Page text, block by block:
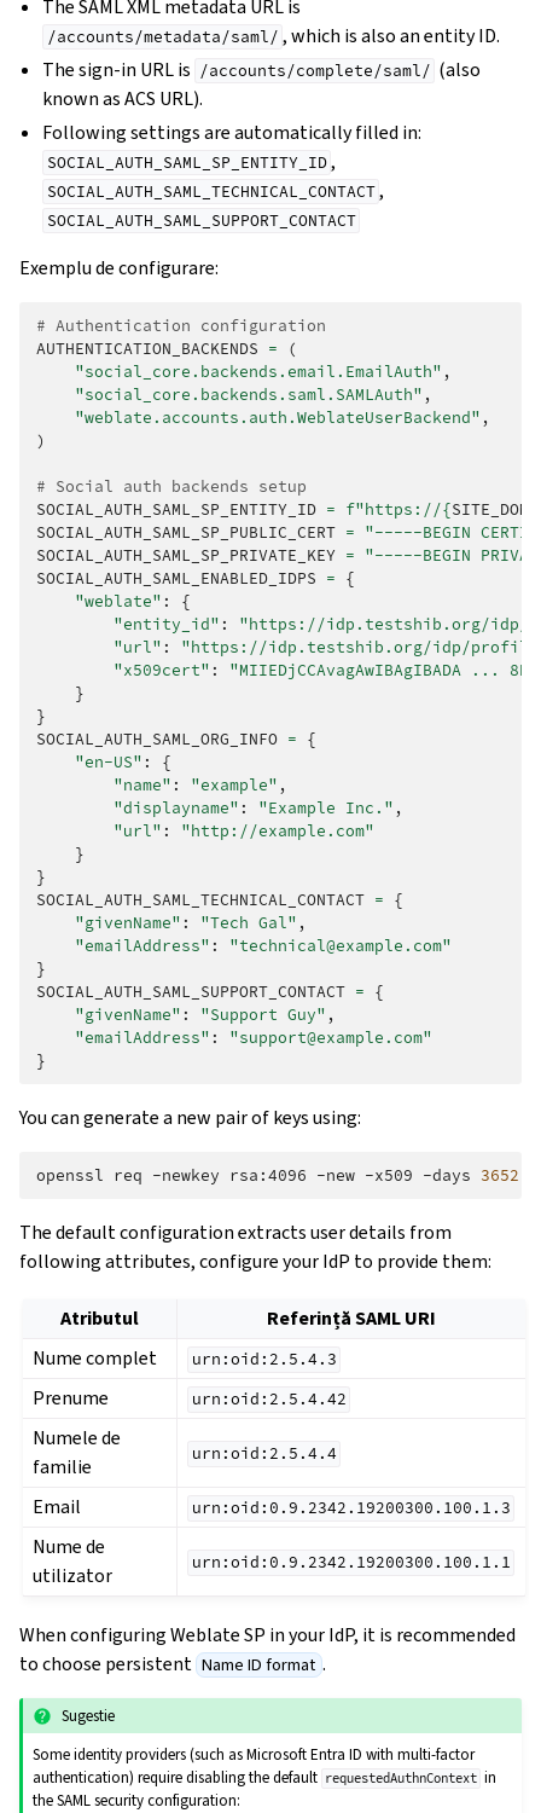
The SAML XML metadata URL is
/accounts/metadata/saml/ , which is also an entity ID.
The sign-in URL is /accounts/complete/saml/ (also
known as ACS URL).
Following settings are automatically filled in:
SOCIAL_AUTH_SAML_SP_ENTITY_ID ,
SOCIAL_AUTH_SAML_TECHNICAL_CONTACT ,
SOCIAL_AUTH_SAML_SUPPORT_CONTACT
Exemplu de configurare:
# Authentication configuration
AUTHENTICATION_BACKENDS =
(
"social_core.backends.email.EmailAuth" ,
"social_core.backends.saml.SAMLAuth" ,
"weblate.accounts.auth.WeblateUserBackend" ,
)
# Social auth backends setup
SOCIAL_AUTH_SAML_SP_ENTITY_ID = f"https://{
SOCIAL_AUTH_SAML_SP_PUBLIC_CERT = "-----BEGIN
SOCIAL_AUTH_SAML_SP_PRIVATE_KEY = "-----BEGIN
SOCIAL_AUTH_SAML_ENABLED_IDPS = {
"weblate" :
{
"entity_id" :
"https://idp.testshib.org/idp/
"url" :
"https://idp.testshib.org/idp/profile/
"x509cert" :
"MIIEDjCCAvagAwIBAgIBADA ...
}
}
SOCIAL_AUTH_SAML_ORG_INFO = {
"en-US" :
{
"name" : "example" ,
"displayname" : "Example Inc." ,
"url" :
"http://example.com"
}
}
SOCIAL_AUTH_SAML_TECHNICAL_CONTACT = {
"givenName" : "Tech Gal" ,
"emailAddress" :
"technical@example.com"
}
SOCIAL_AUTH_SAML_SUPPORT_CONTACT = {
"givenName" : "Support Guy" ,
"emailAddress" :
"support@example.com"
}
You can generate a new pair of keys using:
openssl req -newkey rsa:4096 -new -x509 -days 3652
The default configuration extracts user details from
following attributes, configure your IdP to provide them:
Atributul
Referință SAML URI
Nume complet
urn:oid:2.5.4.3
Prenume urn:oid:2.5.4.42
Numele de
familie
urn:oid:2.5.4.4
Email urn:oid:0.9.2342.19200300.100.1.3
Nume de
utilizator
urn:oid:0.9.2342.19200300.100.1.1
When configuring Weblate SP in your IdP, it is recommended
to choose persistent Name ID format .
Sugestie
Some identity providers (such as Microsoft Entra ID with multi-factor
authentication) require disabling the default requestedAuthnContext in
the SAML security configuration: